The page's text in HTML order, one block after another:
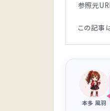
参照元
この記事
本多 風羽